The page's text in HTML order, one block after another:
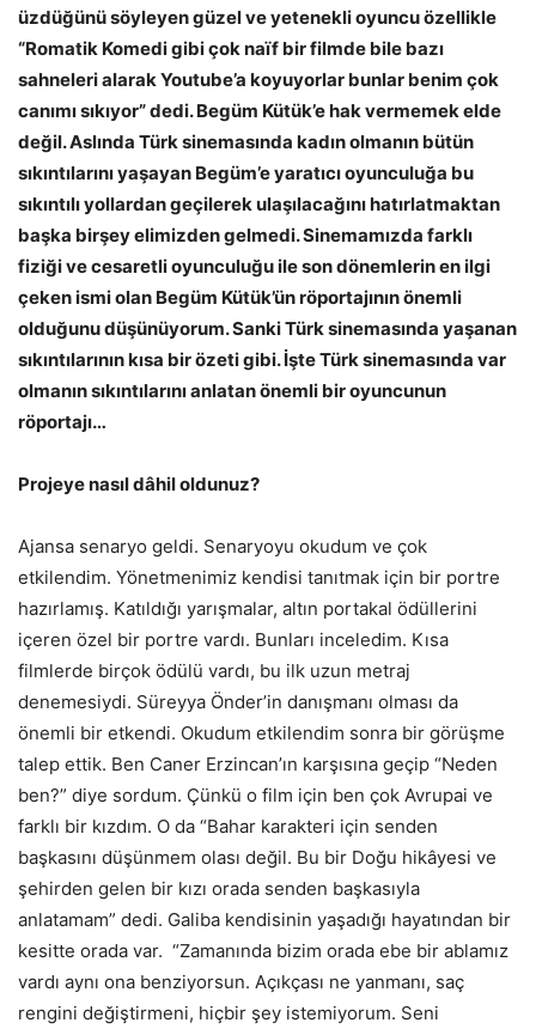
üzdüğünü söyleyen güzel ve yetenekli oyuncu özellikle
“Romatik Komedi gibi çok naïf bir filmde bile bazı
sahneleri alarak Youtube’a koyuyorlar bunlar benim çok
canımı sıkıyor” dedi. Begüm Kütük’e hak vermemek elde
değil. Aslında Türk sinemasında kadın olmanın bütün
sıkıntılarını yaşayan Begüm’e yaratıcı oyunculuğa bu
sıkıntılı yollardan geçilerek ulaşılacağını hatırlatmaktan
başka birşey elimizden gelmedi. Sinemamızda farklı
fiziği ve cesaretli oyunculuğu ile son dönemlerin en ilgi
çeken ismi olan Begüm Kütük’ün röportajının önemli
olduğunu düşünüyorum. Sanki Türk sinemasında yaşanan
sıkıntılarının kısa bir özeti gibi. İşte Türk sinemasında var
olmanın sıkıntılarını anlatan önemli bir oyuncunun
röportajı…
Projeye nasıl dâhil oldunuz?
Ajansa senaryo geldi. Senaryoyu okudum ve çok
etkilendim. Yönetmenimiz kendisi tanıtmak için bir portre
hazırlamış. Katıldığı yarışmalar, altın portakal ödüllerini
içeren özel bir portre vardı. Bunları inceledim. Kısa
filmlerde birçok ödülü vardı, bu ilk uzun metraj
denemesiydi. Süreyya Önder’in danışmanı olması da
önemli bir etkendi. Okudum etkilendim sonra bir görüşme
talep ettik. Ben Caner Erzincan’ın karşısına geçip “Neden
ben?” diye sordum. Çünkü o film için ben çok Avrupai ve
farklı bir kızdım. O da “Bahar karakteri için senden
başkasını düşünmem olası değil. Bu bir Doğu hikâyesi ve
şehirden gelen bir kızı orada senden başkasıyla
anlatamam” dedi. Galiba kendisinin yaşadığı hayatından bir
kesitte orada var. “Zamanında bizim orada ebe bir ablamız
vardı aynı ona benziyorsun. Açıkçası ne yanmanı, saç
rengini değiştirmeni, hiçbir şey istemiyorum. Seni